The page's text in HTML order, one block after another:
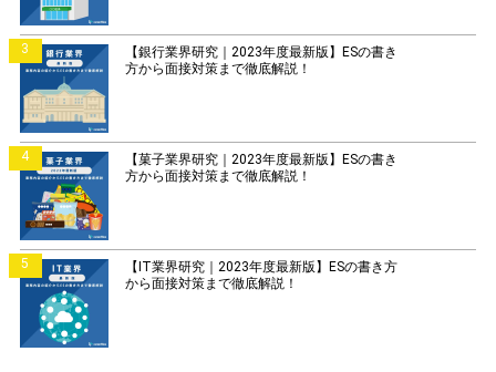
3
【銀行業界研究｜2023年度最新版】ESの書き
方から面接対策まで徹底解説！
4
【菓子業界研究｜2023年度最新版】ESの書き
方から面接対策まで徹底解説！
5
【IT業界研究｜2023年度最新版】ESの書き方
から面接対策まで徹底解説！